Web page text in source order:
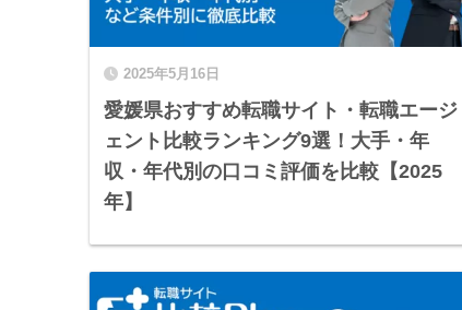
2025年5月16日
愛媛県おすすめ転職サイト・転職エージ
ェント比較ランキング9選！大手・年
収・年代別の口コミ評価を比較【2025
年】